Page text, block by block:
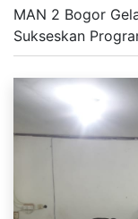
MAN 2 Bogor
Sukseskan